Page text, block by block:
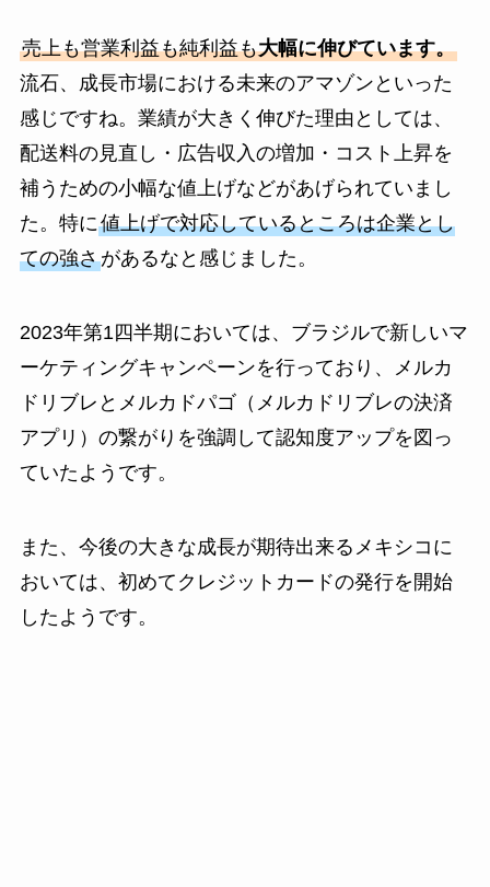
売上も営業利益も純利益も大幅に伸びています。
流石、成長市場における未来のアマゾンといった
感じですね。業績が大きく伸びた理由としては、
配送料の見直し・広告収入の増加・コスト上昇を
補うための小幅な値上げなどがあげられていまし
た。特に値上げで対応しているところは企業とし
ての強さがあるなと感じました。
2023年第1四半期においては、ブラジルで新しいマ
ーケティングキャンペーンを行っており、メルカ
ドリブレとメルカドパゴ（メルカドリブレの決済
アプリ）の繋がりを強調して認知度アップを図っ
ていたようです。
また、今後の大きな成長が期待出来るメキシコに
おいては、初めてクレジットカードの発行を開始
したようです。